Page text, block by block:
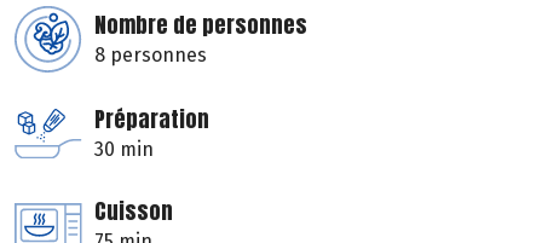
Nombre de personnes
8 personnes
Préparation
30 min
Cuisson